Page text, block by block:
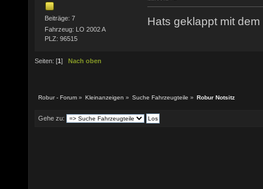
Beiträge: 7
Fahrzeug: LO 2002 A
PLZ: 96515
Hats geklappt mit
Seiten: [1] Nach oben
Robur - Forum » Kleinanzeigen » Suche Fahrzeugteile » Robur Notsitz
Gehe zu: